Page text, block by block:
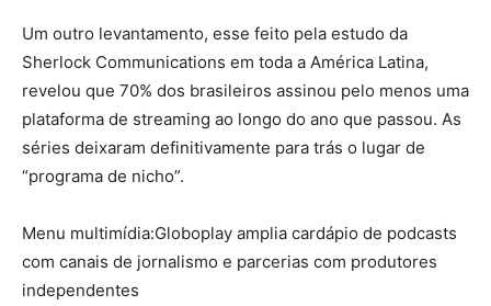
Um outro levantamento, esse feito pela estudo da
Sherlock Communications em toda a América Latina,
revelou que 70% dos brasileiros assinou pelo menos uma
plataforma de streaming ao longo do ano que passou. As
séries deixaram definitivamente para trás o lugar de
“programa de nicho”.
Menu multimídia:Globoplay amplia cardápio de podcasts
com canais de jornalismo e parcerias com produtores
independentes